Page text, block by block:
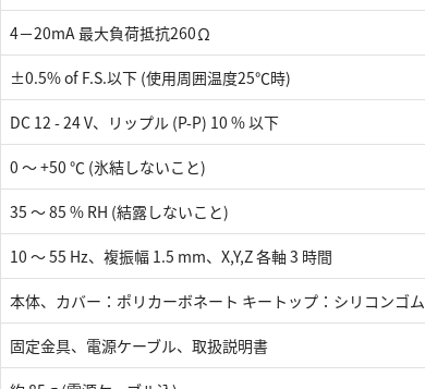
4－20mA 最大負荷抵抗260Ω
±0.5% of F.S.以下 (使用周囲温度25℃時)
DC 12 - 24 V、リップル (P-P) 10 % 以下
0 ～ +50 ℃ (氷結しないこと)
35 ～ 85 % RH (結露しないこと)
10 ～ 55 Hz、複振幅 1.5 mm、X,Y,Z 各軸 3 時間
本体、カバー：ポリカーボネート キートップ：シリコンゴム
固定金具、電源ケーブル、取扱説明書